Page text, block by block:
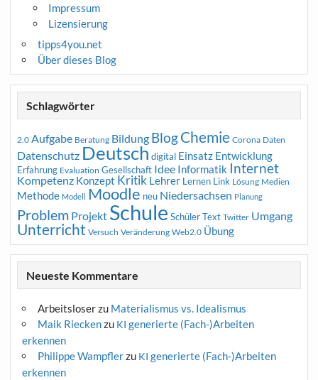
Impressum
Lizensierung
tipps4you.net
Über dieses Blog
Schlagwörter
2.0 Aufgabe Beratung Bildung BlogChemie Corona Daten
Datenschutz Deutsch digital Einsatz Entwicklung
Erfahrung Evaluation Gesellschaft Idee Informatik Internet
Kompetenz Konzept Kritik Lehrer Lernen Link Lösung Medien
Methode Modell Moodle neu Niedersachsen Planung
Problem Projekt Schule Schüler Text Twitter Umgang
Unterricht Versuch Veränderung Web2.0 Übung
Neueste Kommentare
Arbeitsloserzu Materialismus vs. Idealismus
Maik Rieckenzu KI generierte (Fach-)Arbeiten
erkennen
Philippe Wampflerzu KI generierte (Fach-)Arbeiten
erkennen